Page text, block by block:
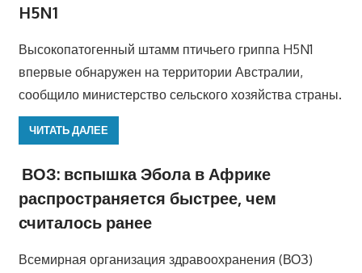
H5N1
Высокопатогенный штамм птичьего гриппа H5N1
впервые обнаружен на территории Австралии,
сообщило министерство сельского хозяйства страны.
ЧИТАТЬ ДАЛЕЕ
ВОЗ: вспышка Эбола в Африке
распространяется быстрее, чем
считалось ранее
Всемирная организация здравоохранения (ВОЗ)